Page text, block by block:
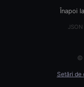
Înapoi
JSON
©
Setări